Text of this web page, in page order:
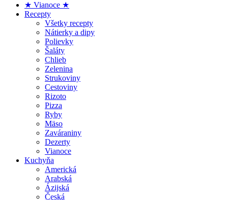
★ Vianoce ★
Recepty
Všetky recepty
Nátierky a dipy
Polievky
Šaláty
Chlieb
Zelenina
Strukoviny
Cestoviny
Rizoto
Pizza
Ryby
Mäso
Zaváraniny
Dezerty
Vianoce
Kuchyňa
Americká
Arabská
Ázijská
Česká